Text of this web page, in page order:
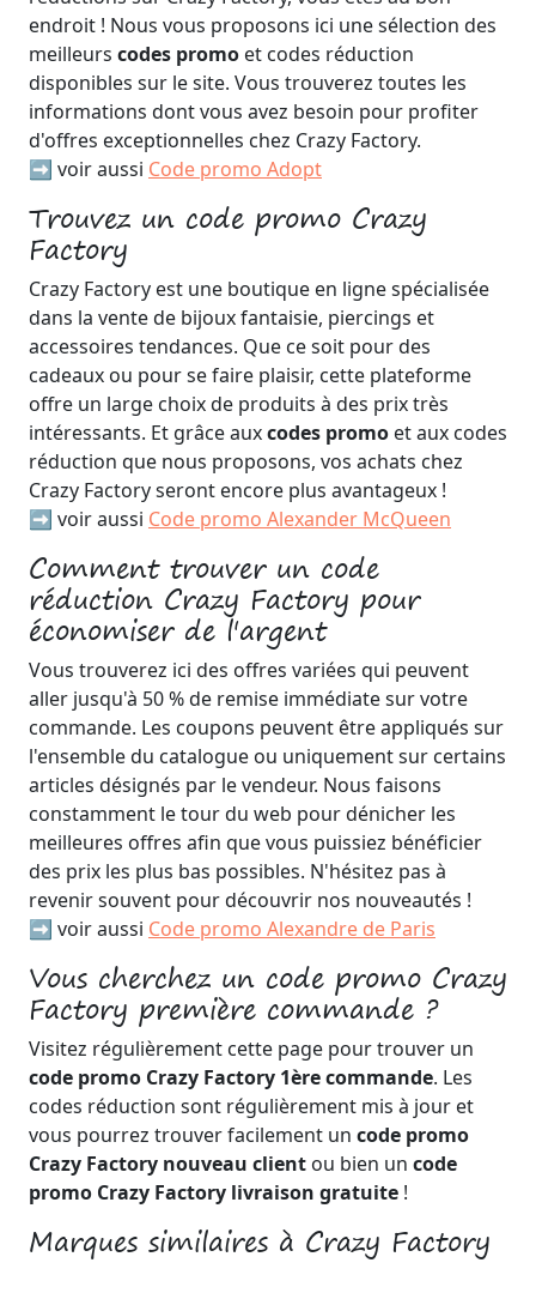
endroit ! Nous vous proposons ici une sélection des
meilleurs codes promo et codes réduction
disponibles sur le site. Vous trouverez toutes les
informations dont vous avez besoin pour profiter
d'offres exceptionnelles chez Crazy Factory.
➡️ voir aussi Code promo Adopt
Trouvez un code promo Crazy
Factory
Crazy Factory est une boutique en ligne spécialisée
dans la vente de bijoux fantaisie, piercings et
accessoires tendances. Que ce soit pour des
cadeaux ou pour se faire plaisir, cette plateforme
offre un large choix de produits à des prix très
intéressants. Et grâce auxcodes promo et aux codes
réduction que nous proposons, vos achats chez
Crazy Factory seront encore plus avantageux !
➡️ voir aussi Code promo Alexander McQueen
Comment trouver un code
réduction Crazy Factory pour
économiser de l'argent
Vous trouverez ici des offres variées qui peuvent
aller jusqu'à 50 % de remise immédiate sur votre
commande. Les coupons peuvent être appliqués sur
l'ensemble du catalogue ou uniquement sur certains
articles désignés par le vendeur. Nous faisons
constamment le tour du web pour dénicher les
meilleures offres afin que vous puissiez bénéficier
des prix les plus bas possibles. N'hésitez pas à
revenir souvent pour découvrir nos nouveautés !
➡️ voir aussi Code promo Alexandre de Paris
Vous cherchez un code promo Crazy
Factory première commande ?
Visitez régulièrement cette page pour trouver un
code promo Crazy Factory 1ère commande. Les
codes réduction sont régulièrement mis à jour et
vous pourrez trouver facilement un code promo
Crazy Factory nouveau client ou bien un code
promo Crazy Factory livraison gratuite !
Marques similaires à Crazy Factory